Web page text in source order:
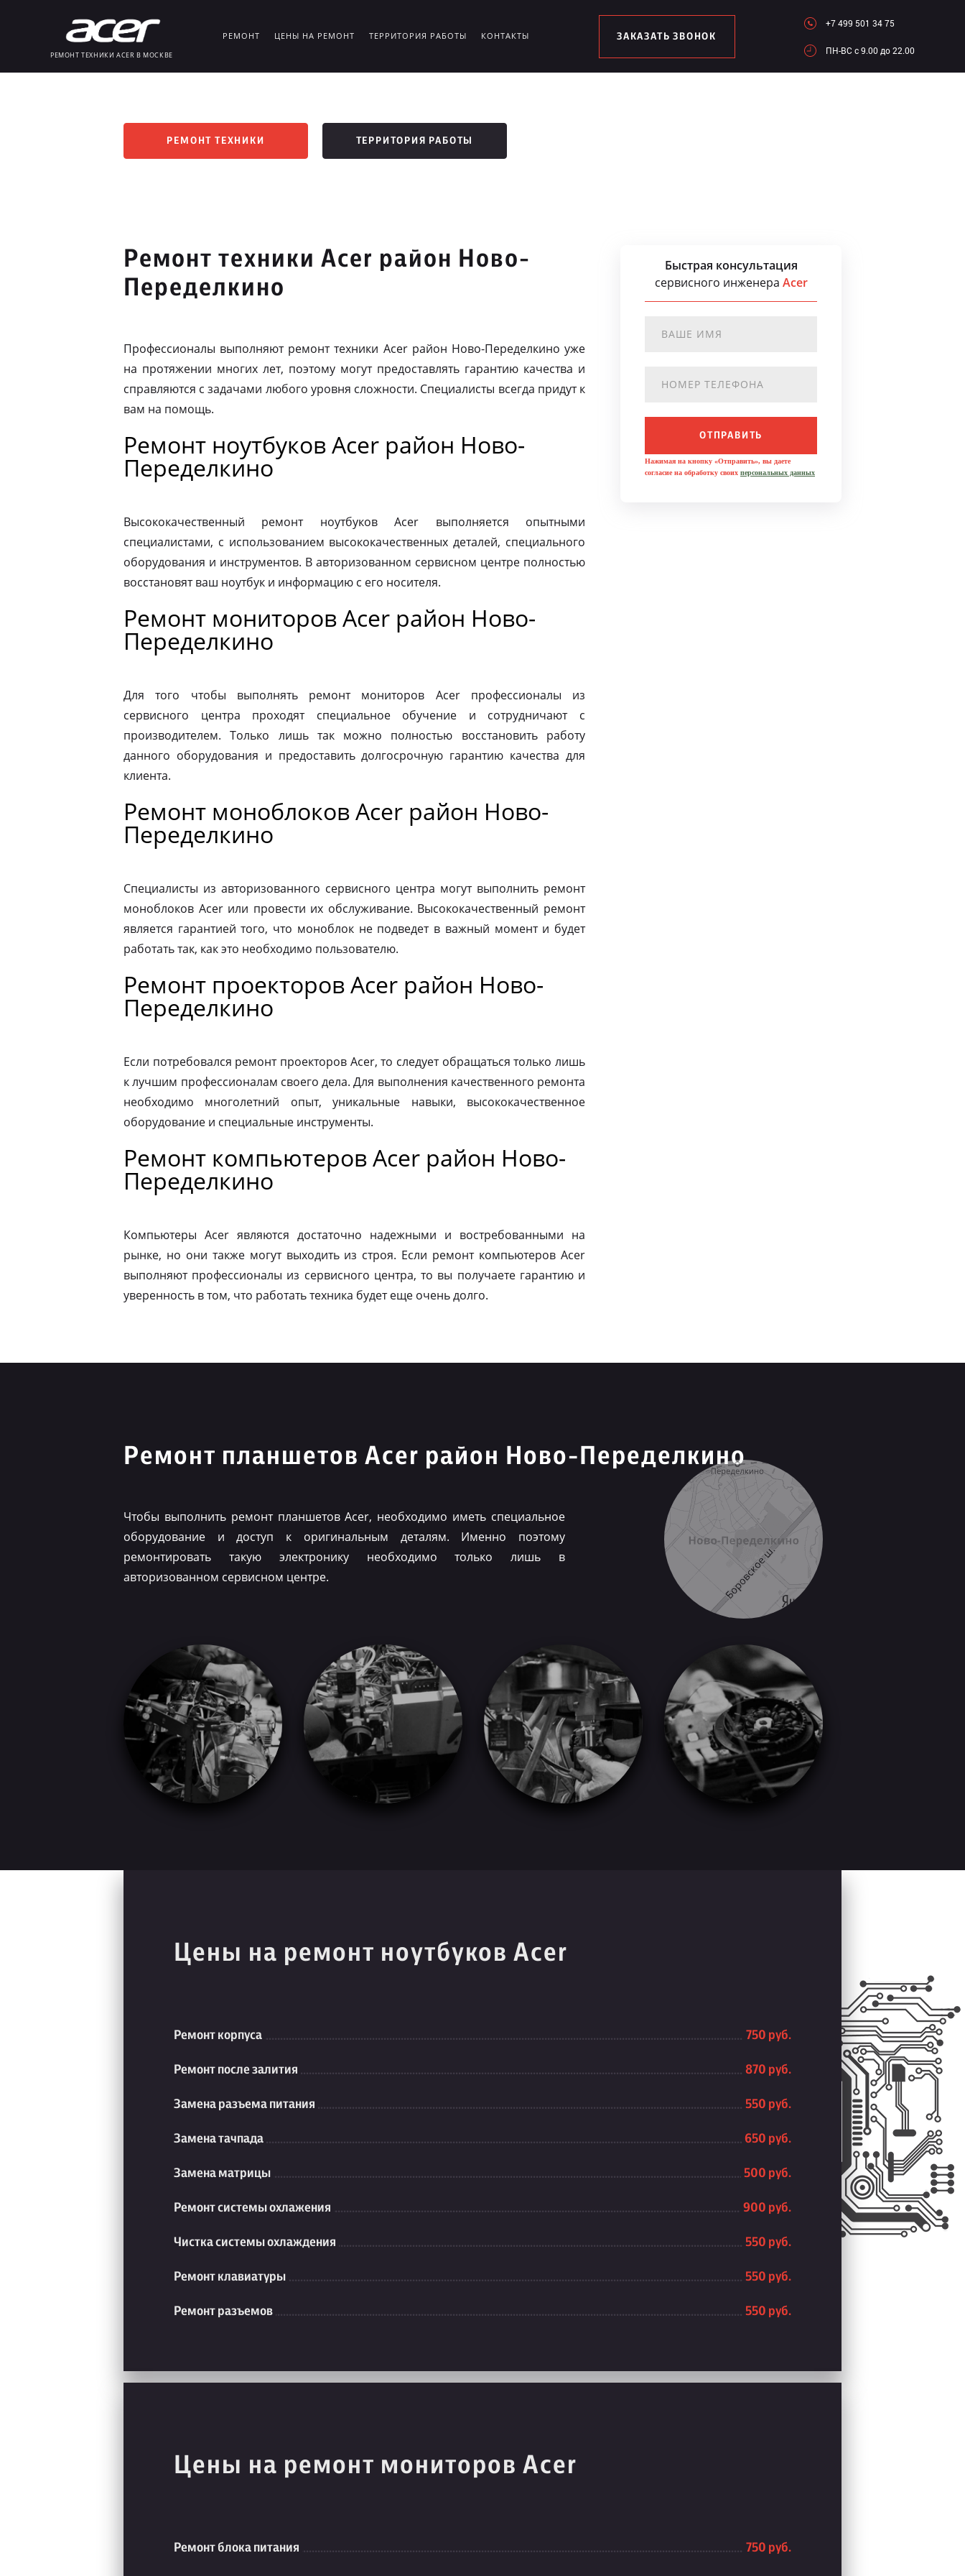
РЕМОНТ ТЕХНИКИ ACER В МОСКВЕ
РЕМОНТ ЦЕНЫ НА РЕМОНТ ТЕРРИТОРИЯ РАБОТЫ КОНТАКТЫ ЗАКАЗАТЬ ЗВОНОК
+7 499 501 34 75
ПН-ВC c 9.00 до 22.00
РЕМОНТ ТЕХНИКИ ТЕРРИТОРИЯ РАБОТЫ
Ремонт техники Acer район Ново-
Переделкино
Профессионалы выполняют ремонт техники Acer район Ново-Переделкино уже
на протяжении многих лет, поэтому могут предоставлять гарантию качества и
справляются с задачами любого уровня сложности. Специалисты всегда придут к
вам на помощь.
Ремонт ноутбуков Acer район Ново-
Переделкино
Высококачественный ремонт ноутбуков Acer выполняется опытными
специалистами, с использованием высококачественных деталей, специального
оборудования и инструментов. В авторизованном сервисном центре полностью
восстановят ваш ноутбук и информацию с его носителя.
Ремонт мониторов Acer район Ново-
Переделкино
Для того чтобы выполнять ремонт мониторов Acer профессионалы из
сервисного центра проходят специальное обучение и сотрудничают с
производителем. Только лишь так можно полностью восстановить работу
данного оборудования и предоставить долгосрочную гарантию качества для
клиента.
Ремонт моноблоков Acer район Ново-
Переделкино
Специалисты из авторизованного сервисного центра могут выполнить ремонт
моноблоков Acer или провести их обслуживание. Высококачественный ремонт
является гарантией того, что моноблок не подведет в важный момент и будет
работать так, как это необходимо пользователю.
Ремонт проекторов Acer район Ново-
Переделкино
Если потребовался ремонт проекторов Acer, то следует обращаться только лишь
к лучшим профессионалам своего дела. Для выполнения качественного ремонта
необходимо многолетний опыт, уникальные навыки, высококачественное
оборудование и специальные инструменты.
Ремонт компьютеров Acer район Ново-
Переделкино
Компьютеры Acer являются достаточно надежными и востребованными на
рынке, но они также могут выходить из строя. Если ремонт компьютеров Acer
выполняют профессионалы из сервисного центра, то вы получаете гарантию и
уверенность в том, что работать техника будет еще очень долго.
Быстрая консультация
сервисного инженера Acer
ОТПРАВИТЬ
Нажимая на кнопку «Отправить», вы даете
согласие на обработку своих персональных данных
Ремонт планшетов Acer район Ново-Переделкино
Чтобы выполнить ремонт планшетов Acer, необходимо иметь специальное
оборудование и доступ к оригинальным деталям. Именно поэтому
ремонтировать такую электронику необходимо только лишь в
авторизованном сервисном центре.
Цены на ремонт ноутбуков Acer
Ремонт корпуса 750 руб.
Ремонт после залития 870 руб.
Замена разъема питания 550 руб.
Замена тачпада 650 руб.
Замена матрицы 500 руб.
Ремонт системы охлажения 900 руб.
Чистка системы охлаждения 550 руб.
Ремонт клавиатуры 550 руб.
Ремонт разъемов 550 руб.
Цены на ремонт мониторов Acer
Ремонт блока питания 750 руб.